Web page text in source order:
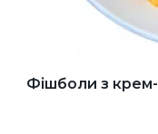
Фішболи з